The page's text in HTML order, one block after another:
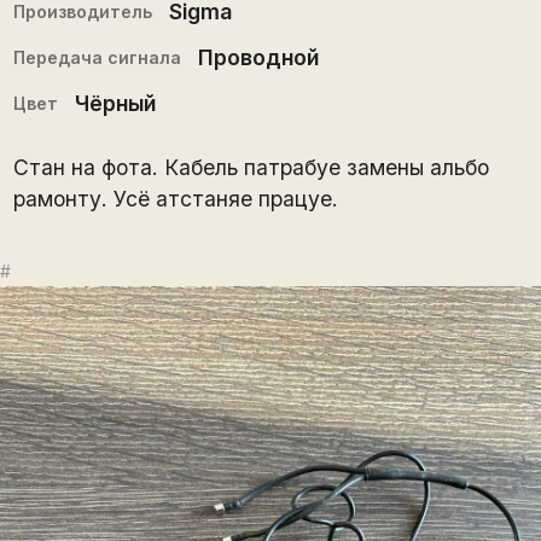
Производитель Sigma
Передача сигнала Проводной
Цвет Чёрный
Стан на фота. Кабель патрабуе замены альбо
рамонту. Усё атстаняе працуе.
#